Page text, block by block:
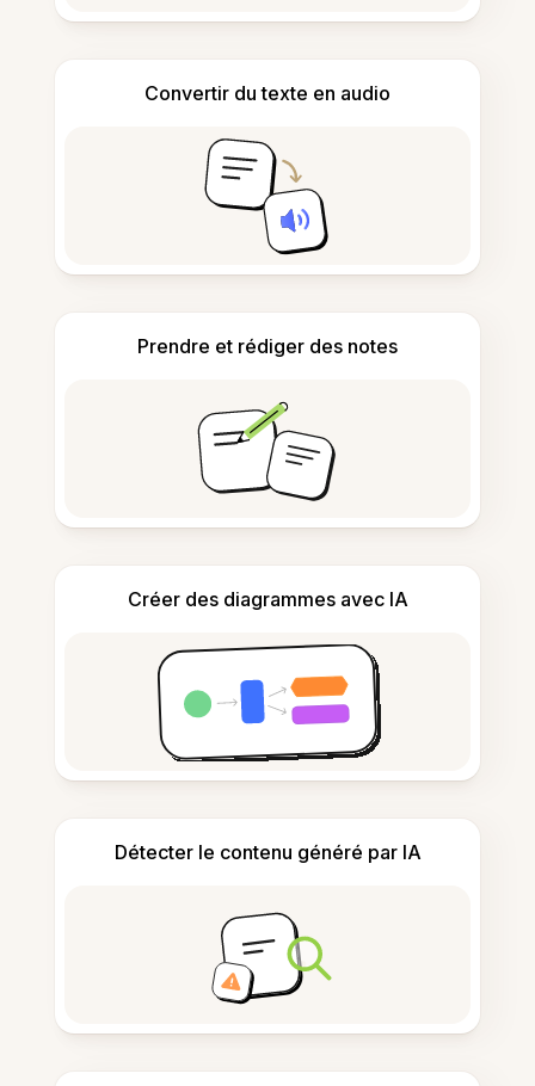
Convertir du texte en audio
Prendre et rédiger des notes
Créer des diagrammes avec IA
Détecter le contenu généré par IA